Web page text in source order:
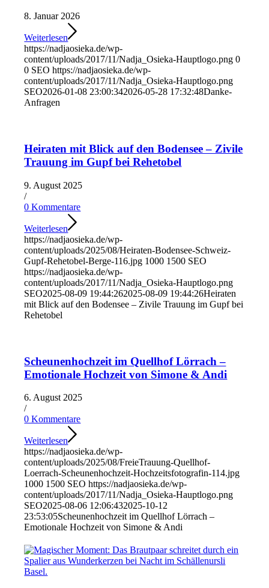
8. Januar 2026
Weiterlesen
https://nadjaosieka.de/wp-
content/uploads/2017/11/Nadja_Osieka-Hauptlogo.png 0
0 SEO https://nadjaosieka.de/wp-
content/uploads/2017/11/Nadja_Osieka-Hauptlogo.png
SEO2026-01-08 23:00:342026-05-28 17:32:48Danke-
Anfragen
Heiraten mit Blick auf den Bodensee – Zivile
Trauung im Gupf bei Rehetobel
9. August 2025
/
0 Kommentare
Weiterlesen
https://nadjaosieka.de/wp-
content/uploads/2025/08/Heiraten-Bodensee-Schweiz-
Gupf-Rehetobel-Berge-116.jpg 1000 1500 SEO
https://nadjaosieka.de/wp-
content/uploads/2017/11/Nadja_Osieka-Hauptlogo.png
SEO2025-08-09 19:44:262025-08-09 19:44:26Heiraten
mit Blick auf den Bodensee – Zivile Trauung im Gupf bei
Rehetobel
Scheunenhochzeit im Quellhof Lörrach –
Emotionale Hochzeit von Simone & Andi
6. August 2025
/
0 Kommentare
Weiterlesen
https://nadjaosieka.de/wp-
content/uploads/2025/08/FreieTrauung-Quellhof-
Loerrach-Scheunenhochzeit-Hochzeitsfotografin-114.jpg
1000 1500 SEO https://nadjaosieka.de/wp-
content/uploads/2017/11/Nadja_Osieka-Hauptlogo.png
SEO2025-08-06 12:06:432025-10-12
23:53:05Scheunenhochzeit im Quellhof Lörrach –
Emotionale Hochzeit von Simone & Andi